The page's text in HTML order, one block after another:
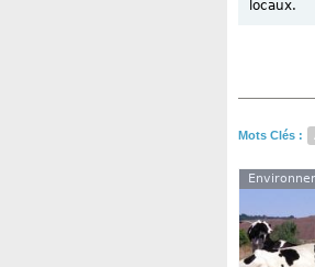
locaux.
Mots Clés :